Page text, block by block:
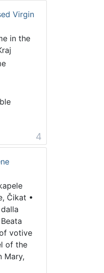
Virgin
in the
4
Čikat •
votive
of the
Mary,